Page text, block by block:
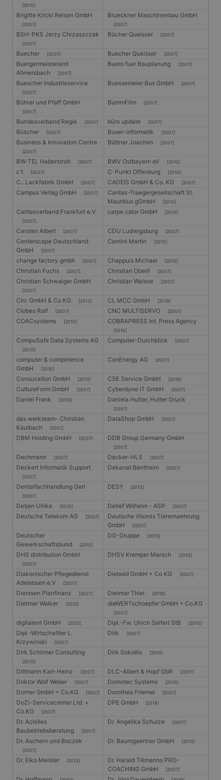
[2010]
Brigitte Krickl Reisen GmbH
[2007]
Brueckner Maschinenbau GmbH
[2007]
BSH-PKS Jerzy Chrzaszczak
[2007]
Bücher Queisser [2007]
Buecher [2007] Buecher Queisser [2007]
Buergermeisteramt
Allmersbach
[2007]
Buero fuer Bauplanung [2007]
Buescher Industrieservice
[2007]
Buessemeier Bus GmbH [2007]
Bührer und Pfaff GmbH
[2007]
BummFilm [2007]
Bundesverband Regie [2007] büro update [2007]
Büscher [2007] Buser-informatik [2007]
Business & Innovation Centre
[2007]
Büttner Joachim [2007]
BW-TEL Haberstroh [2007] BWV Ostbayern eV [2010]
c't [2007] C-Punkt Offenburg [2010]
C.. Lackfabrik GmbH [2007] CADEIS GmbH & Co. KG [2007]
Campus Verlag GmbH [2007]
Caritas-Traegergesellschaft St.
Mauritius gGmbH
[2010]
Caritasverband Frankfurt e.V
[2007]
carpe calor GmbH [2010]
Carsten Albert [2007] CDU Ludwigsburg [2007]
Centerscape Deutschland
GmbH
[2007]
Centini Martin [2010]
change factory gmbh [2007] Chappuis Michael [2010]
Christian Fuchs [2007] Christian Oberli [2007]
Christian Schwaiger GmbH
[2007]
Christian Walsoe [2007]
Circ GmbH & Co KG [2013] CL MCC GmbH [2019]
Clobes Ralf [2007] CNC MULTISERVO [2007]
COACsystems [2010] COBRAPRESS Int. Press Agency
[2010]
CompuSafe Data Systems AG
[2010]
Computer-Durchblick [2007]
computer & competence
GmbH
[2010]
ConEnergy AG [2007]
Consuvation GmbH [2010] CSE Service GmbH [2019]
CultureForm GmbH [2007] Cyberdyne IT GmbH [2007]
Daniel Frank [2010] Daniela Hutter, Hutter Druck
[2007]
das werkteam- Christian
Kaulbach
[2007]
DataShop GmbH [2007]
DBM Holding GmbH [2007] DDB Group Germany GmbH
[2007]
Dechmann [2007] Decker-HLS [2007]
Deckert Informatik Support
[2007]
Dekanat Bentheim [2007]
Dentalfachhandlung Gerl
[2007]
DESY [2013]
Detjen Ulrike [2010] Detlef Wilhelm - ASP [2007]
Deutsche Telekom AG [2007]
Deutsche Vilomix Tierernaehrung
GmbH
[2007]
Deutscher
Gewerkschaftsbund
[2010]
DG-Gruppe [2013]
DHS distribution GmbH
[2007]
DHSV Kremper Marsch [2010]
Diakonischer Pflegedienst
Adelebsen e.V
[2007]
Diebold GmbH + Co KG [2007]
Dierssen Planfinanz [2007] Dietmar Thiel [2019]
Dietmar Walker [2021] dieWERTschoepfer GmbH + Co.KG
[2007]
digitalent GmbH [2021] Dipl.-Fw. Ulrich Seifert StB [2010]
Dipl.-Wirtschaftler L.
Krzywinski
[2007]
Dirk [2007]
Dirk Schirmer Consulting
[2010]
Dirk Sokollis [2010]
Dittmann Karl-Heinz [2007] DLC-Albert & Hopf GbR [2007]
Doktor Wolf Weber [2007] Domotec Systems [2010]
Dorner GmbH + Co.KG [2007] Dorothea Friemel [2007]
DoZi-Servicecenter Ltd. +
Co.KG
[2007]
DPE GmbH [2019]
Dr. Achilles
Baubetriebsberatung
[2007]
Dr. Angelika Schulze [2007]
Dr. Aschern und Boczek
[2007]
Dr. Baumgaertner GmbH [2010]
Dr. Eiko Meister [2013]
Dr. Harald Tillmanns PRO-
COACHING GmbH
[2007]